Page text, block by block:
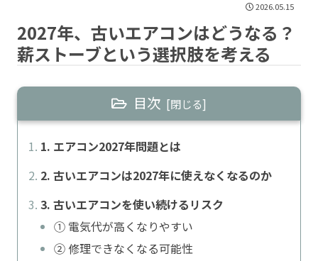
2026.05.15
2027年、古いエアコンはどうなる？
薪ストーブという選択肢を考える
目次
1. エアコン2027年問題とは
2. 古いエアコンは2027年に使えなくなるのか
3. 古いエアコンを使い続けるリスク
① 電気代が高くなりやすい
② 修理できなくなる可能性